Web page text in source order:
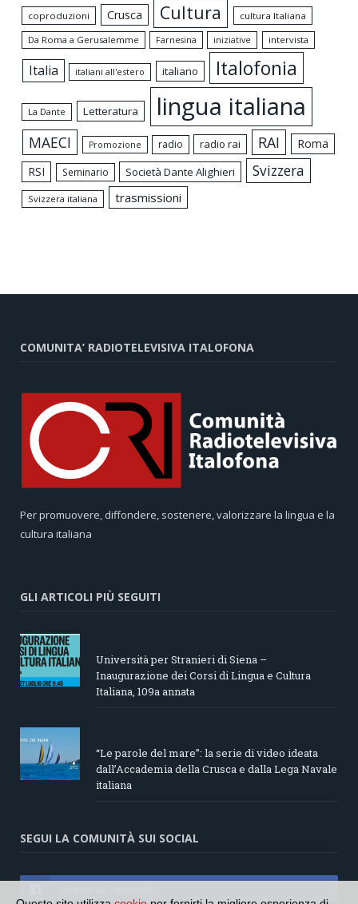
coproduzioni Crusca Cultura
cultura Italiana
Da Roma a Gerusalemme
Farnesina iniziative intervista
Italia italiani all'estero italiano Italofonia
La Dante Letteratura lingua italiana
MAECI Promozione radio radio rai RAI
Roma
RSI
Seminario Società Dante Alighieri Svizzera
Svizzera italiana trasmissioni
COMUNITA’ RADIOTELEVISIVA ITALOFONA
Per promuovere, diffondere, sostenere, valorizzare la lingua e la
cultura italiana
GLI ARTICOLI PIÙ SEGUITI
Università per Stranieri di Siena –
Inaugurazione dei Corsi di Lingua e Cultura
Italiana, 109a annata
“Le parole del mare”: la serie di video ideata
dall’Accademia della Crusca e dalla Lega Navale
italiana
SEGUI LA COMUNITÀ SUI SOCIAL